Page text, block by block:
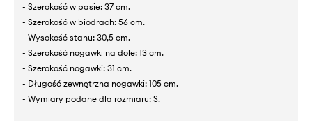
- Szerokość w pasie: 37 cm.
- Szerokość w biodrach: 56 cm.
- Wysokość stanu: 30,5 cm.
- Szerokość nogawki na dole: 13 cm.
- Szerokość nogawki: 31 cm.
- Długość zewnętrzna nogawki: 105 cm.
- Wymiary podane dla rozmiaru: S.